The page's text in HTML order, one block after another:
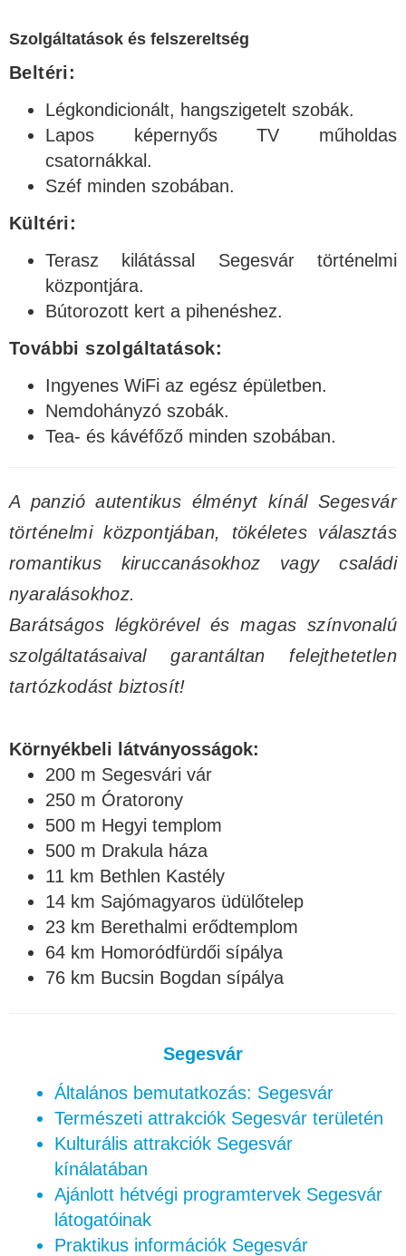
Szolgáltatások és felszereltség
Beltéri:
Légkondicionált, hangszigetelt szobák.
Lapos képernyős TV műholdas
csatornákkal.
Széf minden szobában.
Kültéri:
Terasz kilátással Segesvár történelmi
központjára.
Bútorozott kert a pihenéshez.
További szolgáltatások:
Ingyenes WiFi az egész épületben.
Nemdohányzó szobák.
Tea- és kávéfőző minden szobában.
A panzió autentikus élményt kínál Segesvár
történelmi központjában, tökéletes választás
romantikus kiruccanásokhoz vagy családi
nyaralásokhoz.
Barátságos légkörével és magas színvonalú
szolgáltatásaival garantáltan felejthetetlen
tartózkodást biztosít!
Környékbeli látványosságok:
200 m Segesvári vár
250 m Óratorony
500 m Hegyi templom
500 m Drakula háza
11 km Bethlen Kastély
14 km Sajómagyaros üdülőtelep
23 km Berethalmi erődtemplom
64 km Homoródfürdői sípálya
76 km Bucsin Bogdan sípálya
Segesvár
Általános bemutatkozás: Segesvár
Természeti attrakciók Segesvár területén
Kulturális attrakciók Segesvár
kínálatában
Ajánlott hétvégi programtervek Segesvár
látogatóinak
Praktikus információk Segesvár